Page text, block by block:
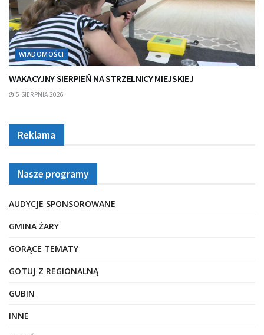
WIADOMOŚCI
WAKACYJNY SIERPIEŃ NA STRZELNICY MIEJSKIEJ
5 SIERPNIA 2026
Reklama
Nasze programy
AUDYCJE SPONSOROWANE
GMINA ŻARY
GORĄCE TEMATY
GOTUJ Z REGIONALNĄ
GUBIN
INNE